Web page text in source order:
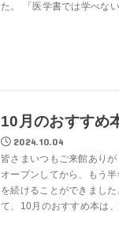
た。 「医学書では学べない
10月のおすすめ
2024.10.04
皆さまいつもご来館あり
オープンしてから、もう
を続けることができまし
て、10月のおすすめ本は、